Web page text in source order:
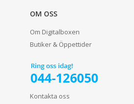
OM OSS
Om Digitalboxen
Butiker & Öppettider
Kontakta oss